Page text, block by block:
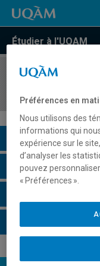
Étudier à l'UQAM
COURS//
Description du
Horaire - Été 2026
Préférences en
Nous utilisons des
informations qui
expérience sur le
d’analyser les
pouvez
« Préférences ».